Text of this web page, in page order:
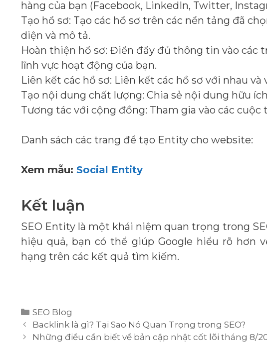
hàng của bạn (Facebook, LinkedIn, Twitter,
Tạo hồ sơ: Tạo các hồ sơ trên các nền tảng đã
diện và mô tả.
Hoàn thiện hồ sơ: Điền đầy đủ thông tin vào các
lĩnh vực hoạt động của bạn.
Liên kết các hồ sơ: Liên kết các hồ sơ với nhau và
Tạo nội dung chất lượng: Chia sẻ nội dung hữu
Tương tác với cộng đồng: Tham gia vào các
Danh sách các trang để tạo Entity cho website:
Xem mẫu: Social Entity
Kết luận
SEO Entity là một khái niệm quan trọng trong
hiệu quả, bạn có thể giúp Google hiểu rõ hơn
hạng trên các kết quả tìm kiếm.
Danh
mục
SEO Blog
Backlink là gì? Tại Sao Nó Quan Trọng trong SEO?
Những điều cần biết về bản cập nhật cốt lõi tháng 8/